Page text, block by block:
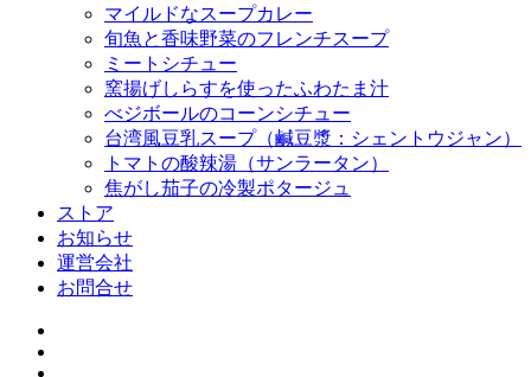
マイルドなスープカレー
旬魚と香味野菜のフレンチスープ
ミートシチュー
窯揚げしらすを使ったふわたま汁
べジボールのコーンシチュー
台湾風豆乳スープ（鹹豆漿：シェントウジャン）
トマトの酸辣湯（サンラータン）
焦がし茄子の冷製ポタージュ
ストア
お知らせ
運営会社
お問合せ